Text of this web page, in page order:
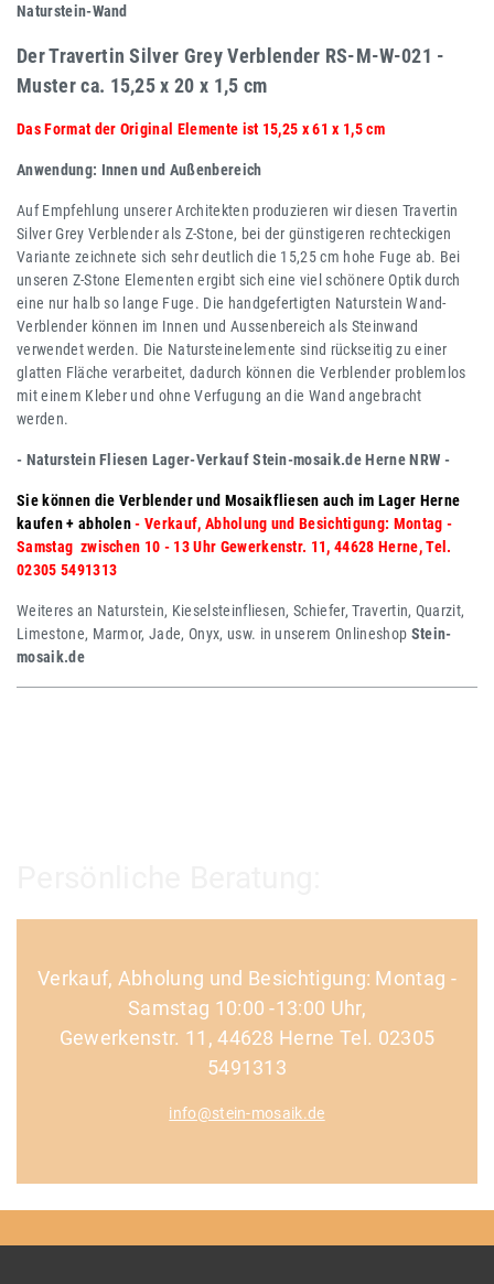
Naturstein-Wand
Der Travertin Silver Grey Verblender RS-M-W-021 -
Muster ca. 15,25 x 20 x 1,5 cm
Das Format der Original Elemente ist 15,25 x 61 x 1,5 cm
Anwendung: Innen und Außenbereich
Auf Empfehlung unserer Architekten produzieren wir diesen Travertin
Silver Grey Verblender als Z-Stone, bei der günstigeren rechteckigen
Variante zeichnete sich sehr deutlich die 15,25 cm hohe Fuge ab. Bei
unseren Z-Stone Elementen ergibt sich eine viel schönere Optik durch
eine nur halb so lange Fuge. Die handgefertigten Naturstein Wand-
Verblender können im Innen und Aussenbereich als Steinwand
verwendet werden. Die Natursteinelemente sind rückseitig zu einer
glatten Fläche verarbeitet, dadurch können die Verblender problemlos
mit einem Kleber und ohne Verfugung an die Wand angebracht
werden.
- Naturstein Fliesen Lager-Verkauf Stein-mosaik.de Herne NRW -
Sie können die Verblender und Mosaikfliesen auch im Lager Herne
kaufen + abholen-Verkauf, Abholung und Besichtigung: Montag -
Samstag zwischen 10 - 13 Uhr Gewerkenstr. 11, 44628 Herne, Tel.
02305 5491313
Weiteres an Naturstein, Kieselsteinfliesen, Schiefer, Travertin, Quarzit,
Limestone, Marmor, Jade, Onyx, usw. in unserem Onlineshop Stein-
mosaik.de
Verkauf, Abholung und Besichtigung: Montag -
Samstag 10:00 -13:00 Uhr,
Gewerkenstr. 11, 44628 Herne Tel. 02305
5491313
info@stein-mosaik.de